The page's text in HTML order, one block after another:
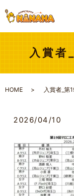
入賞者
HOME 入賞者_第
2026/04/10